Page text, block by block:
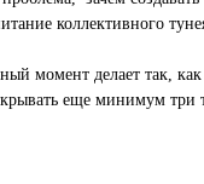
коллективного
момент делает так,
еще минимум